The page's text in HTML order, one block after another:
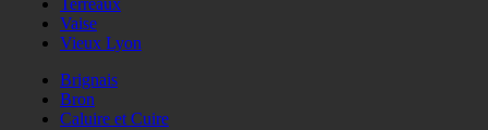
Terreaux
Vaise
Vieux Lyon
Brignais
Bron
Caluire et Cuire